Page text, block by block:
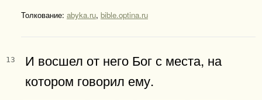
Толкование: abyka.ru, bible.optina.ru
13
И восшел от него Бог с места, на
котором говорил ему.